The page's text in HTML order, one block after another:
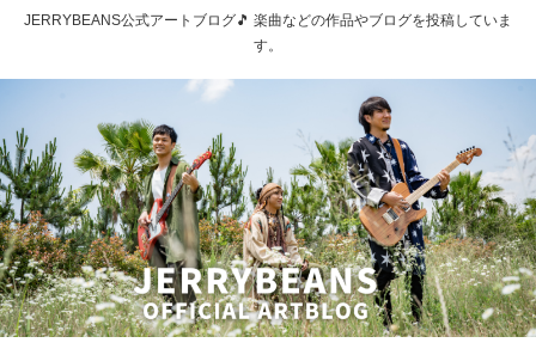
JERRYBEANS公式アートブログ🎵 楽曲などの作品やブログを投稿していま
す。